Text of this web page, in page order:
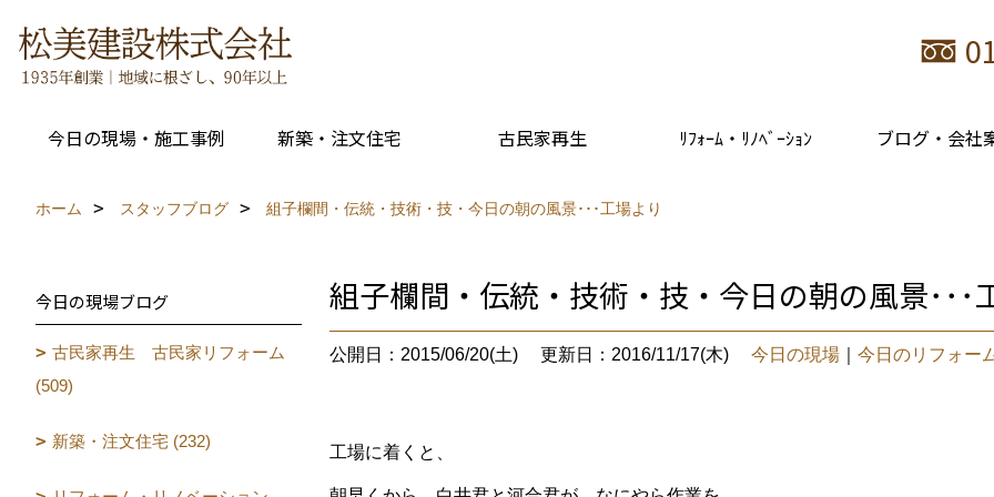
今日の現場・施工事例 新築・注文住宅 古民家再生 ﾘﾌｫｰﾑ・ﾘﾉﾍﾞｰｼｮﾝ ブログ・会社
ホーム スタッフブログ 組子欄間・伝統・技術・技・今日の朝の風景･･･工場より
組子欄間・伝統・技術・技・今日の朝の風景･･･
公開日：2015/06/20(土) 更新日：2016/11/17(木) 今日の現場 今日のリフォー
工場に着くと、
今日の現場ブログ
古民家再生 古民家リフォーム
(509)
新築・注文住宅 (232)